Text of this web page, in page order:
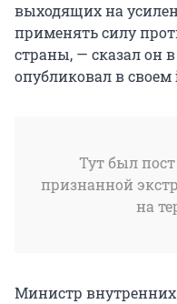
выходящих на
применять силу
страны, — сказал он
опубликовал в своем
Тут был
признанной
на
Министр